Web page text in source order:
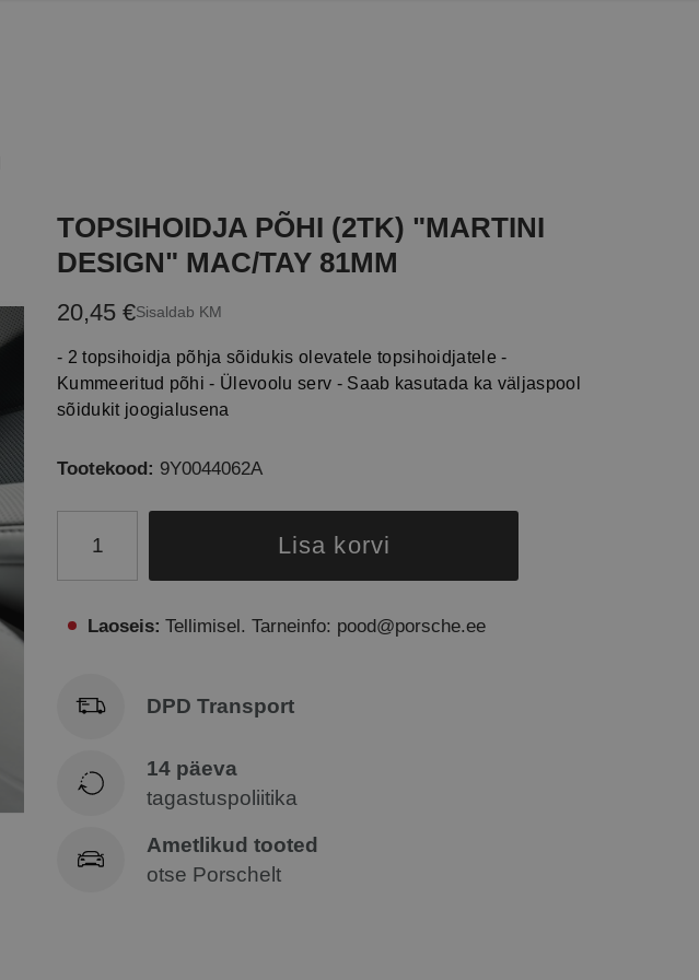
TOPSIHOIDJA PÕHI (2TK) "MARTINI
DESIGN" MAC/TAY 81MM
20,45 €Sisaldab KM
- 2 topsihoidja põhja sõidukis olevatele topsihoidjatele -
Kummeeritud põhi - Ülevoolu serv - Saab kasutada ka väljaspool
sõidukit joogialusena
Tootekood: 9Y0044062A
Lisa korvi
Laoseis: Tellimisel. Tarneinfo: pood@porsche.ee
DPD Transport
14 päeva
tagastuspoliitika
Ametlikud tooted
otse Porschelt